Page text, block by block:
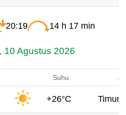
20:19 14 h 17 min
10 Agustus 2026
Suhu
+26°C Timur,